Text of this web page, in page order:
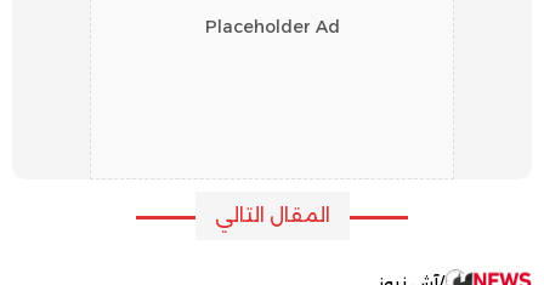
Placeholder Ad
المقال التالي